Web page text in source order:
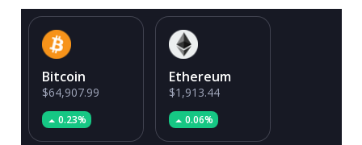
Bitcoin
$64,907.99
0.23%
Ethereum
$1,913.44
0.06%